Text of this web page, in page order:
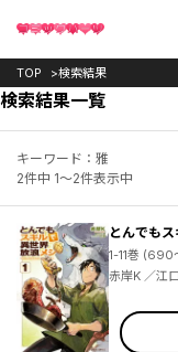
TOP 検索結果
検索結果一覧
キーワード：雅
2件中 1～2件表示中
とんでもス
1-11巻